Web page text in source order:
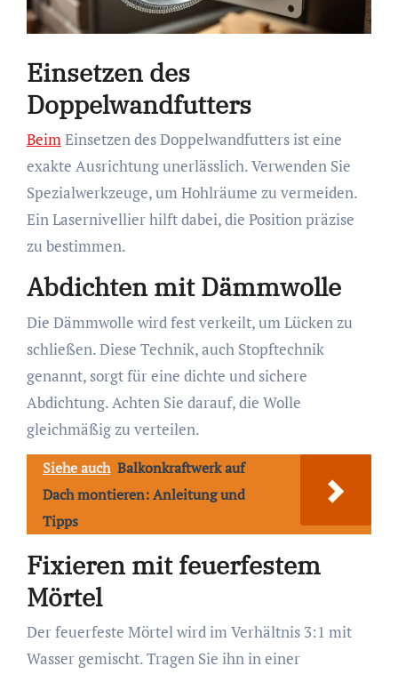
Einsetzen des
Doppelwandfutters
BeimEinsetzen des Doppelwandfutters ist eine
exakte Ausrichtung unerlässlich. Verwenden Sie
Spezialwerkzeuge, um Hohlräume zu vermeiden.
Ein Lasernivellier hilft dabei, die Position präzise
zu bestimmen.
Abdichten mit Dämmwolle
Die Dämmwolle wird fest verkeilt, um Lücken zu
schließen. Diese Technik, auch Stopftechnik
genannt, sorgt für eine dichte und sichere
Abdichtung. Achten Sie darauf, die Wolle
gleichmäßig zu verteilen.
Siehe auch Balkonkraftwerk auf
Dach montieren: Anleitung und
Tipps
Fixieren mit feuerfestem
Mörtel
Der feuerfeste Mörtel wird im Verhältnis 3:1 mit
Wasser gemischt. Tragen Sie ihn in einer